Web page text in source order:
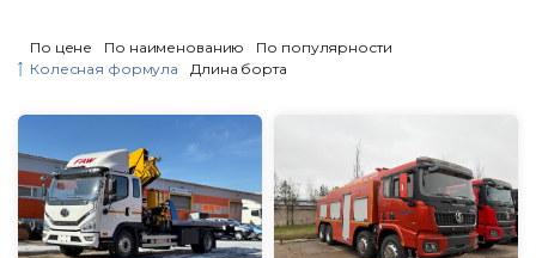
По цене По наименованию
По популярности
Колесная формула
Длина борта